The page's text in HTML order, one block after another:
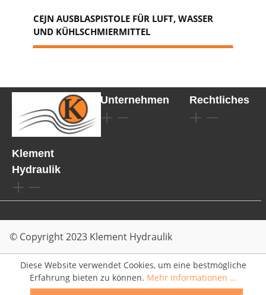
CEJN AUSBLASPISTOLE FÜR LUFT, WASSER
UND KÜHLSCHMIERMITTEL
Klement
Hydraulik
Unternehmen Rechtliches
© Copyright 2023 Klement Hydraulik
Diese Website verwendet Cookies, um eine bestmögliche
Erfahrung bieten zu können. Mehr Informationen ...